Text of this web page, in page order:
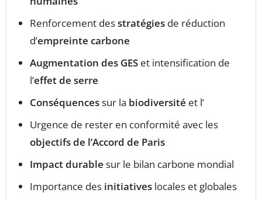
Renforcement desstratégies de réduction
d’empreinte carbone
Augmentation des GES et intensification de
l’effet de serre
Conséquencessur la biodiversité et l’
Urgence de rester en conformité avec les
objectifs de l’Accord de Paris
Impact durable sur le bilan carbone mondial
Importance des initiatives locales et globales